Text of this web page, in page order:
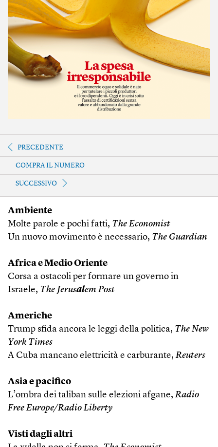
PRECEDENTE
COMPRA IL NUMERO
SUCCESSIVO
Ambiente
Molte parole e pochi fatti, The Economist
Un nuovo movimento è necessario, The Guardian
Africa e Medio Oriente
Corsa a ostacoli per formare un governo in
Israele, The Jerusalem Post
Americhe
Trump sfida ancora le leggi della politica, The New
York Times
A Cuba mancano elettricità e carburante, Reuters
Asia e pacifico
L’ombra dei taliban sulle elezioni afgane, Radio
Free Europe/Radio Liberty
Visti dagli altri